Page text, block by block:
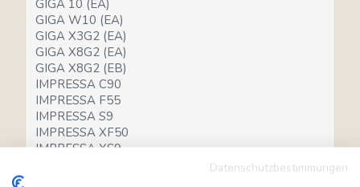
GIGA 10 (EA)
GIGA W10 (EA)
GIGA X3G2 (EA)
GIGA X8G2 (EA)
GIGA X8G2 (EB)
IMPRESSA C90
IMPRESSA F55
IMPRESSA S9
IMPRESSA XF50
IMPRESSA XS9
Datenschutzbestimmungen